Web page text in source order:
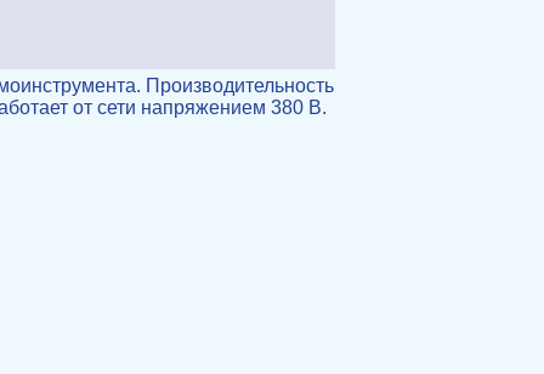
Производительность
от сети напряжением 380 В.